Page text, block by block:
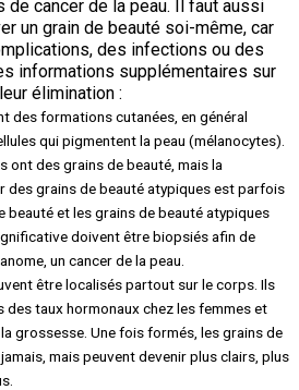
cancer de la peau. Il faut aussi
un grain de beauté soi-même, car
des infections ou des
informations supplémentaires sur
élimination :
des formations cutanées, en général
qui pigmentent la peau (mélanocytes).
ont des grains de beauté, mais la
des grains de beauté atypiques est parfois
beauté et les grains de beauté atypiques
doivent être biopsiés afin de
un cancer de la peau.
être localisés partout sur le corps. Ils
taux hormonaux chez les femmes et
grossesse. Une fois formés, les grains de
mais peuvent devenir plus clairs, plus